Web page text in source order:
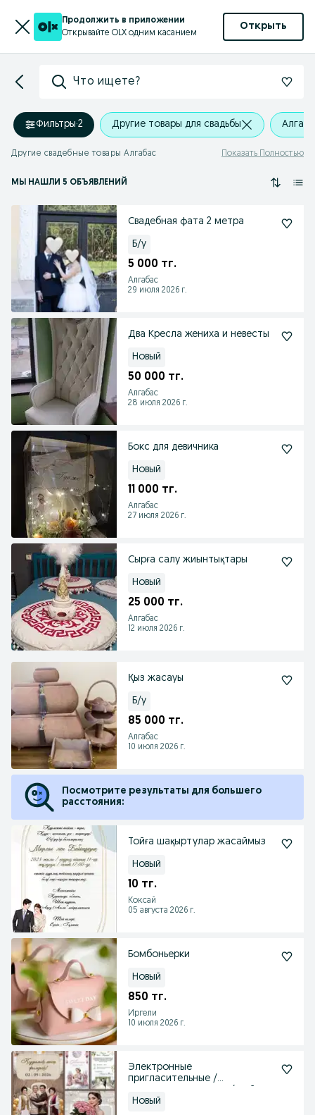
Продолжить в приложении
Открывайте OLX одним касанием
Открыть
Что ищете?
Фильтры·2 Другие товары для свадьбы
Другие свадебные товары Алгабас Показать Полностью
МЫ НАШЛИ 5 ОБЪЯВЛЕНИЙ
Свадебная фата 2 метра
Б/у
5 000 тг.
Алгабас
29 июля 2026 г.
Два Кресла жениха и невесты
Новый
50 000 тг.
Алгабас
28 июля 2026 г.
Бокс для девичника
Новый
11 000 тг.
Алгабас
27 июля 2026 г.
Сырға салу жиынтықтары
Новый
25 000 тг.
Алгабас
12 июля 2026 г.
Қыз жасауы
Б/у
85 000 тг.
Алгабас
10 июля 2026 г.
Посмотрите результаты для большего
расстояния:
Тойға шақыртулар жасаймыз
Новый
10 тг.
Коксай
05 августа 2026 г.
Бомбоньерки
Новый
850 тг.
Иргели
10 июля 2026 г.
Электронные
пригласительные /
шақыру
Новый